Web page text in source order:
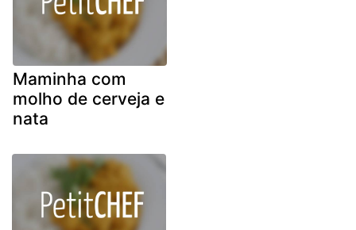
Maminha com
molho de cerveja e
nata